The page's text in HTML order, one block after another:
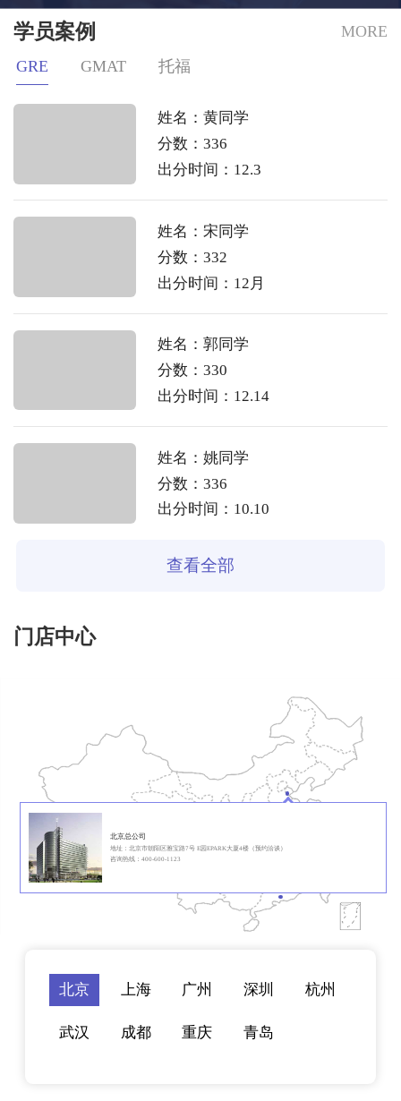
学员案例
MORE
GRE
GMAT 托福
姓名：黄同学
分数：336
出分时间：12.3
姓名：宋同学
分数：332
出分时间：12月
姓名：郭同学
分数：330
出分时间：12.14
姓名：姚同学
分数：336
出分时间：10.10
查看全部
门店中心
北京总公司
地址：北京市朝阳区雅宝路7号 E园EPARK大厦4楼（预约洽谈）
咨询热线：400-600-1123
北京 上海 广州 深圳 杭州
武汉 成都 重庆 青岛